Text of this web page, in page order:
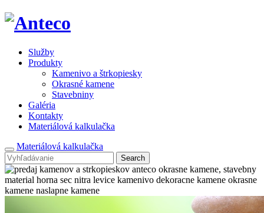
Služby
Produkty
Kamenivo a štrkopiesky
Okrasné kamene
Stavebniny
Galéria
Kontakty
Materiálová kalkulačka
Materiálová kalkulačka
Search
for: